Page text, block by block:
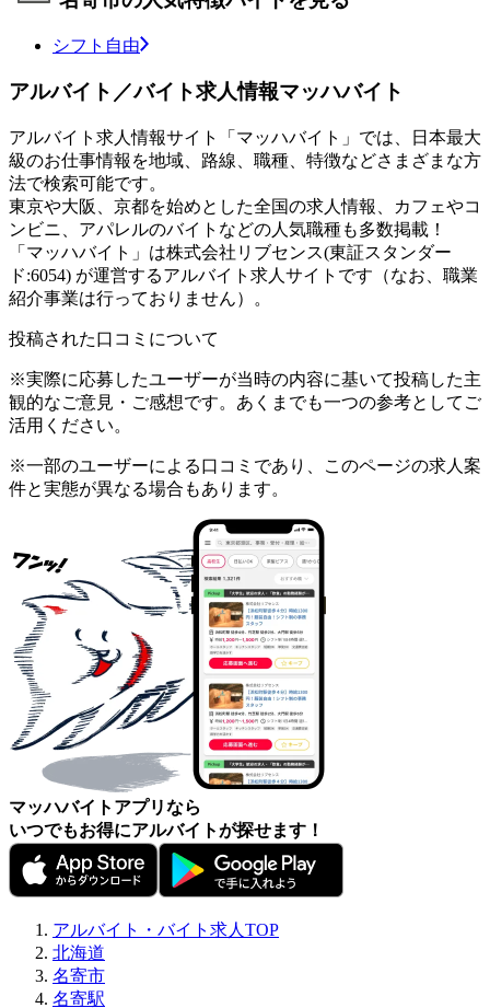
シフト自由
アルバイト／バイト求人情報マッハバイト
アルバイト求人情報サイト「マッハバイト」では、日本最大
級のお仕事情報を地域、路線、職種、特徴などさまざまな方
法で検索可能です。
東京や大阪、京都を始めとした全国の求人情報、カフェやコ
ンビニ、アパレルのバイトなどの人気職種も多数掲載！
「マッハバイト」は株式会社リブセンス(東証スタンダー
ド:6054) が運営するアルバイト求人サイトです（なお、職業
紹介事業は行っておりません）。
投稿された口コミについて
※実際に応募したユーザーが当時の内容に基いて投稿した主
観的なご意見・ご感想です。あくまでも一つの参考としてご
活用ください。
※一部のユーザーによる口コミであり、このページの求人案
件と実態が異なる場合もあります。
マッハバイトアプリなら
いつでもお得にアルバイトが探せます！
アルバイト・バイト求人TOP
北海道
名寄市
名寄駅